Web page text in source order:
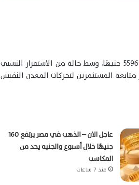
في تعاملات اليوم الثلاثاء 12 مايو 2026 نحو 55960 جنيهًا، وسط حالة من الاستقرار النسبي
المستثمرين لتحركات المعدن النفيس
عاجل الان – الذهب في مصر يرتفع 160
جنيهًا خلال أسبوع والجنيه يحد من
المكاسب
منذ 7 ساعات